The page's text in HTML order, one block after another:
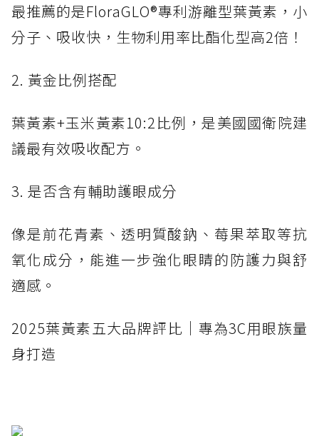
最推薦的是FloraGLO®專利游離型葉黃素，小
分子、吸收快，生物利用率比酯化型高2倍！
2. 黃金比例搭配
葉黃素+玉米黃素10:2比例，是美國國衛院建
議最有效吸收配方。
3. 是否含有輔助護眼成分
像是前花青素、透明質酸鈉、莓果萃取等抗
氧化成分，能進一步強化眼睛的防護力與舒
適感。
2025葉黃素五大品牌評比｜專為3C用眼族量
身打造